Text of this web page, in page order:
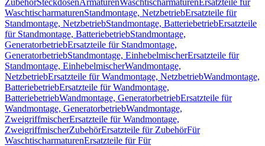
ZubehörSteckdosenArmaturenWaschtischarmaturen Ersatzteile für
WaschtischarmaturenStandmontage, NetzbetriebErsatzteile für
Standmontage, NetzbetriebStandmontage, BatteriebetriebErsatzteile
für Standmontage, BatteriebetriebStandmontage,
GeneratorbetriebErsatzteile für Standmontage,
GeneratorbetriebStandmontage, EinhebelmischerErsatzteile für
Standmontage, EinhebelmischerWandmontage,
NetzbetriebErsatzteile für Wandmontage, NetzbetriebWandmontage,
BatteriebetriebErsatzteile für Wandmontage,
BatteriebetriebWandmontage, GeneratorbetriebErsatzteile für
Wandmontage, GeneratorbetriebWandmontage,
ZweigriffmischerErsatzteile für Wandmontage,
ZweigriffmischerZubehörErsatzteile für ZubehörFür
WaschtischarmaturenErsatzteile für Für